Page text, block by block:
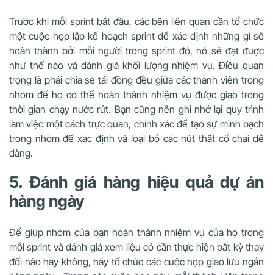
Trước khi mỗi sprint bắt đầu, các bên liên quan cần tổ chức
một cuộc họp lập kế hoạch sprint để xác định những gì sẽ
hoàn thành bởi mỗi người trong sprint đó, nó sẽ đạt được
như thế nào và đánh giá khối lượng nhiệm vụ. Điều quan
trọng là phải chia sẻ tải đồng đều giữa các thành viên trong
nhóm để họ có thể hoàn thành nhiệm vụ được giao trong
thời gian chạy nước rút. Bạn cũng nên ghi nhớ lại quy trình
làm việc một cách trực quan, chính xác để tạo sự minh bạch
trong nhóm để xác định và loại bỏ các nút thắt cổ chai dễ
dàng.
5. Đánh giá hàng hiệu quả dự án
hàng ngày
Để giúp nhóm của bạn hoàn thành nhiệm vụ của họ trong
mỗi sprint và đánh giá xem liệu có cần thực hiện bất kỳ thay
đổi nào hay không, hãy tổ chức các cuộc họp giao lưu ngắn